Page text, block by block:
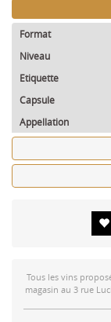
Format
Niveau
Etiquette
Capsule
Appellation
Tous les vins
magasin au 3 rue